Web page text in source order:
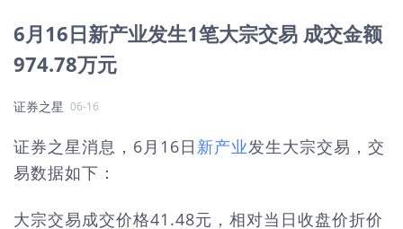
6月16日新产业发生1笔大宗交易 成交金额
974.78万元
证券之星 06-16
证券之星消息，6月16日 新产业发生大宗交易，交
易数据如下：
大宗交易成交价格41.48元，相对当日收盘价折价